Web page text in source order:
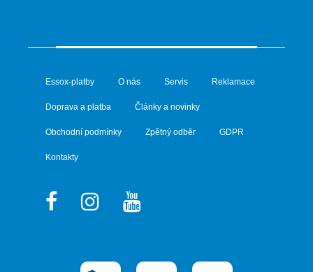
Essox-platby O nás Servis Reklamace
Doprava a platba Články a novinky
Obchodní podmínky Zpětný odběr GDPR
Kontakty